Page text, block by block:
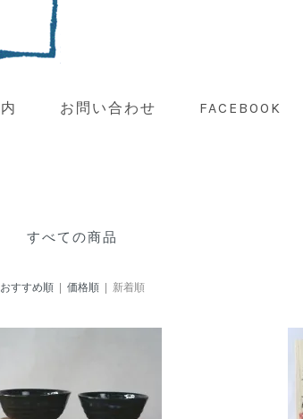
お問い合わせ FACEBOOK
すべての商品
おすすめ順| 価格順| 新着順